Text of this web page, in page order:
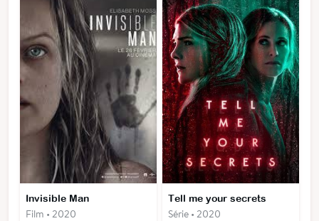
Invisible Man
Film • 2020
Tell me your secrets
Série • 2020